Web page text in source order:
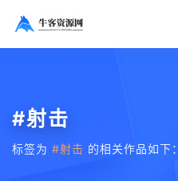
#射击
标签为 #射击 的相关作品如下：